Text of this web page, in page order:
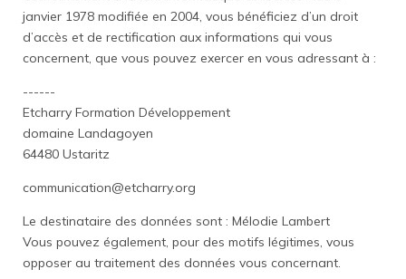
janvier 1978 modifiée en 2004, vous bénéficiez d’un droit
d’accès et de rectification aux informations qui vous
concernent, que vous pouvez exercer en vous adressant à :
------
Etcharry Formation Développement
domaine Landagoyen
64480 Ustaritz
communication@etcharry.org
Le destinataire des données sont : Mélodie Lambert
Vous pouvez également, pour des motifs légitimes, vous
opposer au traitement des données vous concernant.